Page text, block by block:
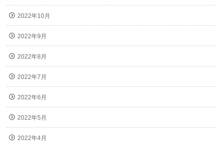
2022年10月
2022年9月
2022年8月
2022年7月
2022年6月
2022年5月
2022年4月